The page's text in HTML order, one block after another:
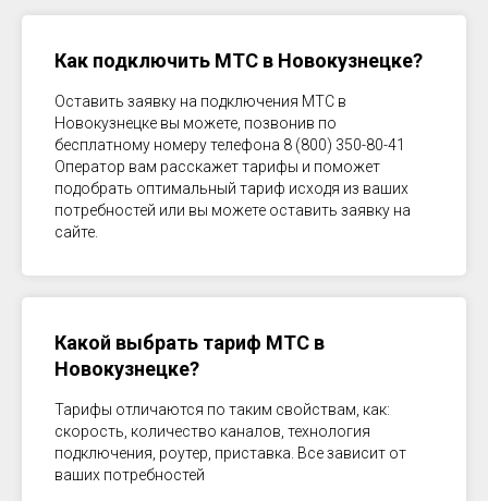
Как подключить МТС в Новокузнецке?
Оставить заявку на подключения МТС в
Новокузнецке вы можете, позвонив по
бесплатному номеру телефона 8 (800) 350-80-41
Оператор вам расскажет тарифы и поможет
подобрать оптимальный тариф исходя из ваших
потребностей или вы можете оставить заявку на
сайте.
Какой выбрать тариф МТС в
Новокузнецке?
Тарифы отличаются по таким свойствам, как:
скорость, количество каналов, технология
подключения, роутер, приставка. Все зависит от
ваших потребностей